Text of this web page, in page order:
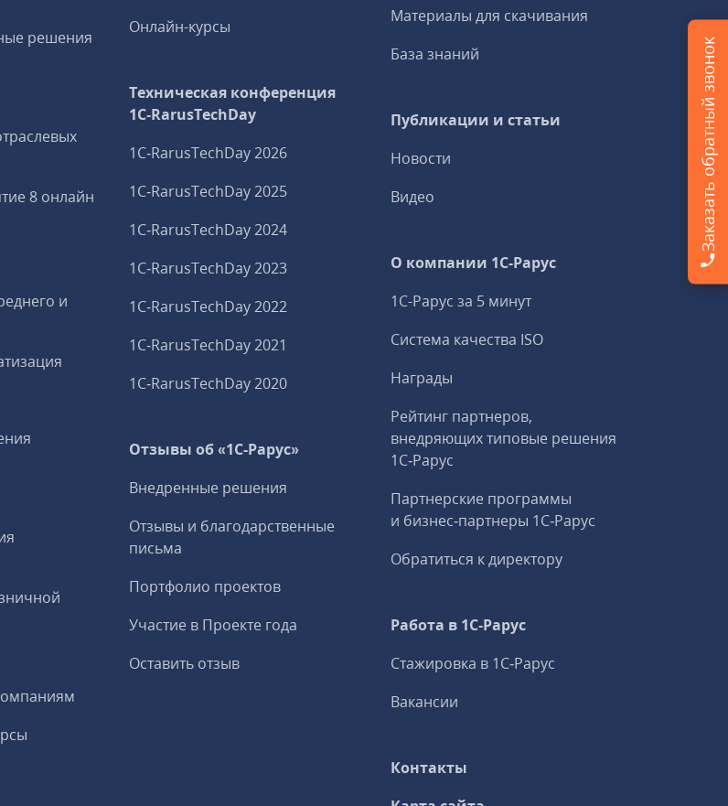
решения
8 онлайн
и
Онлайн-курсы
Техническая конференция
1C‑RarusTechDay
1C‑RarusTechDay 2026
1C‑RarusTechDay 2025
1C‑RarusTechDay 2024
1C‑RarusTechDay 2023
1C‑RarusTechDay 2022
1C‑RarusTechDay 2021
1C‑RarusTechDay 2020
Отзывы об «1С-Рарус»
Внедренные решения
Отзывы и благодарственные
письма
Портфолио проектов
Участие в Проекте года
Оставить отзыв
Материалы для скачивания
База знаний
Публикации и статьи
Новости
Видео
О компании 1C-Рарус
1С-Рарус за 5 минут
Система качества ISO
Награды
Рейтинг партнеров,
внедряющих типовые решения
1С‑Рарус
Партнерские программы
и бизнес‑партнеры 1С‑Рарус
Обратиться к директору
Работа в 1С‑Рарус
Стажировка в 1С‑Рарус
Вакансии
Контакты
Заказать обратный звонок